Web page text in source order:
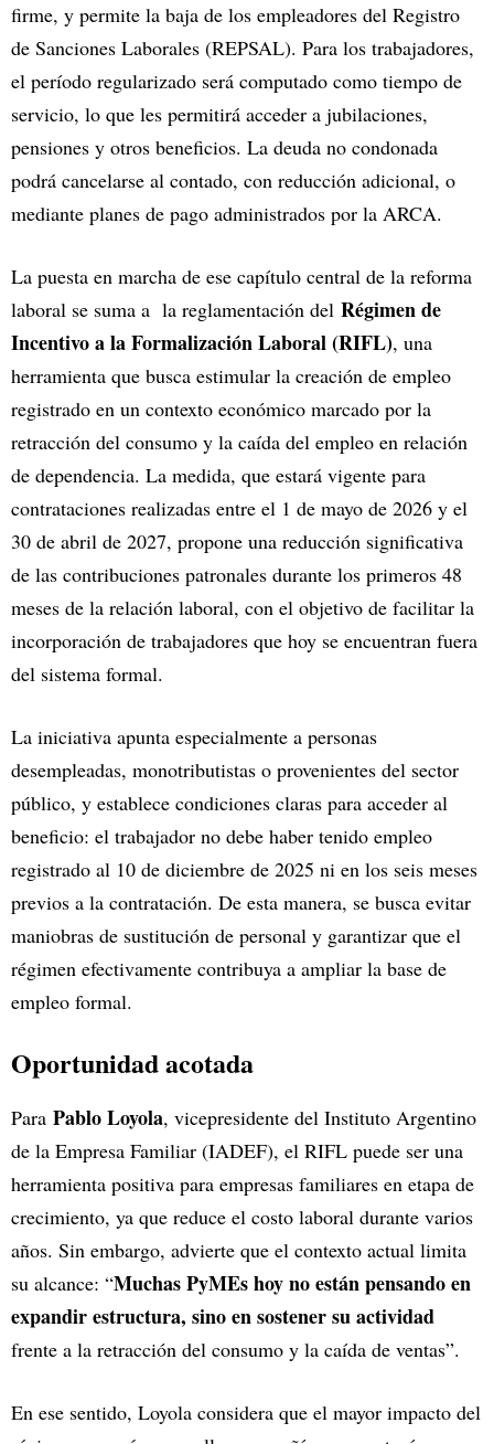
firme, y permite la baja de los empleadores del Registro
de Sanciones Laborales (REPSAL). Para los trabajadores,
el período regularizado será computado como tiempo de
servicio, lo que les permitirá acceder a jubilaciones,
pensiones y otros beneficios. La deuda no condonada
podrá cancelarse al contado, con reducción adicional, o
mediante planes de pago administrados por la ARCA.
La puesta en marcha de ese capítulo central de la reforma
laboral se suma a la reglamentación del Régimen de
Incentivo a la Formalización Laboral (RIFL), una
herramienta que busca estimular la creación de empleo
registrado en un contexto económico marcado por la
retracción del consumo y la caída del empleo en relación
de dependencia. La medida, que estará vigente para
contrataciones realizadas entre el 1 de mayo de 2026 y el
30 de abril de 2027, propone una reducción significativa
de las contribuciones patronales durante los primeros 48
meses de la relación laboral, con el objetivo de facilitar la
incorporación de trabajadores que hoy se encuentran fuera
del sistema formal.
La iniciativa apunta especialmente a personas
desempleadas, monotributistas o provenientes del sector
público, y establece condiciones claras para acceder al
beneficio: el trabajador no debe haber tenido empleo
registrado al 10 de diciembre de 2025 ni en los seis meses
previos a la contratación. De esta manera, se busca evitar
maniobras de sustitución de personal y garantizar que el
régimen efectivamente contribuya a ampliar la base de
empleo formal.
Oportunidad acotada
Para Pablo Loyola, vicepresidente del Instituto Argentino
de la Empresa Familiar (IADEF), el RIFL puede ser una
herramienta positiva para empresas familiares en etapa de
crecimiento, ya que reduce el costo laboral durante varios
años. Sin embargo, advierte que el contexto actual limita
su alcance: “Muchas PyMEs hoy no están pensando en
expandir estructura, sino en sostener su actividad
frente a la retracción del consumo y la caída de ventas”.
En ese sentido, Loyola considera que el mayor impacto del